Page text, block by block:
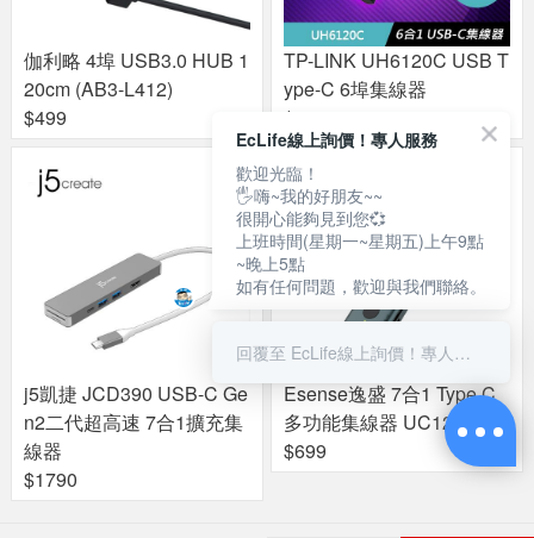
伽利略 4埠 USB3.0 HUB 1
20cm (AB3-L412)
$499
TP-LINK UH6120C USB T
ype-C 6埠集線器
$699
j5凱捷 JCD390 USB-C Ge
n2二代超高速 7合1擴充集
線器
$1790
Esense逸盛 7合1 Type C
多功能集線器 UC127
$699
EcLife線上詢價！專人服務
歡迎光臨！
🖐嗨~我的好朋友~~
很開心能夠見到您💞
上班時間(星期一~星期五)上午9點
~晚上5點
如有任何問題，歡迎與我們聯絡。
回覆至 EcLife線上詢價！專人服務